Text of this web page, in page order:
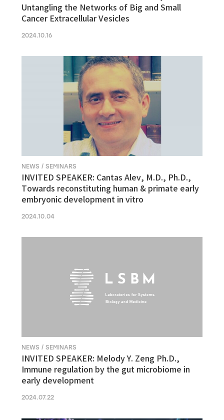
Untangling the Networks of Big and Small
Cancer Extracellular Vesicles
2024.10.16
NEWS / SEMINARS
INVITED SPEAKER: Cantas Alev, M.D., Ph.D.,
Towards reconstituting human & primate early
embryonic development in vitro
2024.10.04
NEWS / SEMINARS
INVITED SPEAKER: Melody Y. Zeng Ph.D.,
Immune regulation by the gut microbiome in
early development
2024.07.22